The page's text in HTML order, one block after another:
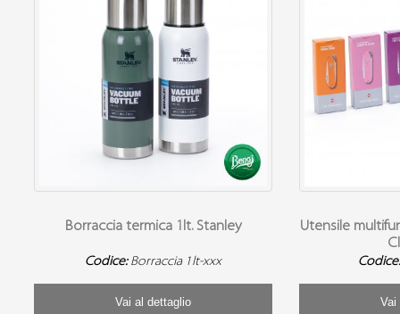
Borraccia termica 1lt. Stanley
Codice: Borraccia 1lt-xxx
Vai al dettaglio
Utensile
Vai